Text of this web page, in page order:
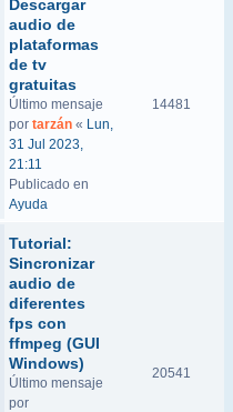
Descargar
audio de
plataformas
de tv
gratuitas
Último mensaje
por tarzán « Lun,
31 Jul 2023,
21:11
Publicado en
Ayuda
14481
Tutorial:
Sincronizar
audio de
diferentes
fps con
ffmpeg (GUI
Windows)
Último mensaje
por
20541